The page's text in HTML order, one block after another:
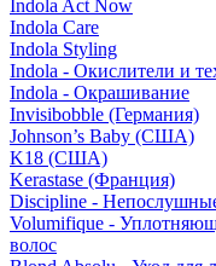
Indola Act Now
Indola Care
Indola Styling
Indola - Окислители и
Indola - Окрашивание
Invisibobble (Германия)
Johnson’s Baby (США)
K18 (США)
Kerastase (Франция)
Discipline -
Volumifique -
волос